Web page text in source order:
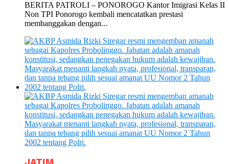
BERITA PATROLI – PONOROGO Kantor Imigrasi Kelas II
Non TPI Ponorogo kembali mencatatkan prestasi
membanggakan dengan...